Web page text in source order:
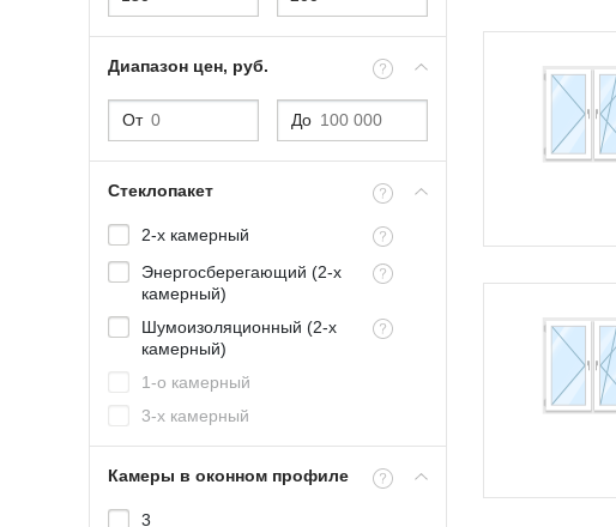
Диапазон цен, руб.
От До
Стеклопакет
2-х камерный
Энергосберегающий (2-х
камерный)
Шумоизоляционный (2-х
камерный)
1-о камерный
3-х камерный
Камеры в оконном профиле
3